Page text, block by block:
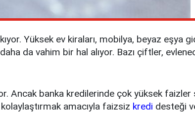
Yüksek ev kiraları, mobilya, beyaz eşya
da vahim bir hal alıyor. Bazı çiftler,
Ancak banka kredilerinde çok yüksek
amacıyla faizsiz kredi desteği